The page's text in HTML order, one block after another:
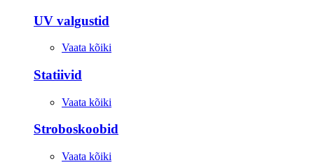
UV valgustid
Vaata kõiki
Statiivid
Vaata kõiki
Stroboskoobid
Vaata kõiki